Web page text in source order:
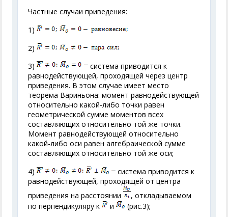
Частные случаи приведения:
1)
2)
3)
система приводится к
равнодействующей, проходящей через центр
приведения. В этом случае имеет место
теорема Вариньона: момент равнодействующей
относительно какой-либо точки равен
геометрической сумме моментов всех
составляющих относительно той же точки.
Момент равнодействующей относительно
какой-либо оси равен алгебраической сумме
составляющих относительно той же оси;
4)
система приводится к
равнодействующей, проходящей от центра
приведения на расстоянии
, откладываемом
по перпендикуляру к
и (рис.3);